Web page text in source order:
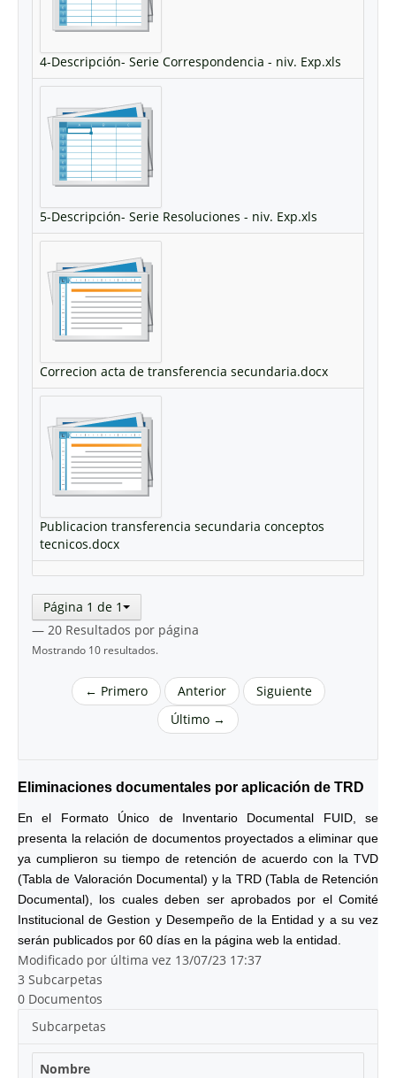
4-Descripción- Serie Correspondencia - niv. Exp.xls
5-Descripción- Serie Resoluciones - niv. Exp.xls
Correcion acta de transferencia secundaria.docx
Publicacion transferencia secundaria conceptos
tecnicos.docx
Página 1 de 1
— 20 Resultados por página
Mostrando 10 resultados.
← Primero Anterior
Siguiente
Último →
Eliminaciones documentales por aplicación de TRD
En el Formato Único de Inventario Documental FUID, se
presenta la relación de documentos proyectados a eliminar que
ya cumplieron su tiempo de retención de acuerdo con la TVD
(Tabla de Valoración Documental) y la TRD (Tabla de Retención
Documental), los cuales deben ser aprobados por el Comité
Institucional de Gestion y Desempeño de la Entidad y a su vez
serán publicados por 60 días en la página web la entidad.
Modificado por última vez 13/07/23 17:37
3 Subcarpetas
0 Documentos
Subcarpetas
Nombre